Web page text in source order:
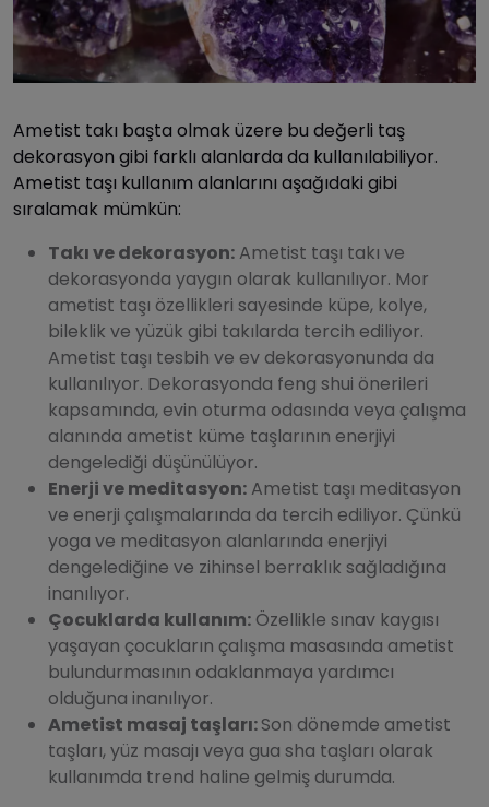
Ametist takı başta olmak üzere bu değerli taş
dekorasyon gibi farklı alanlarda da kullanılabiliyor.
Ametist taşı kullanım alanlarını aşağıdaki gibi
sıralamak mümkün:
Takı ve dekorasyon: Ametist taşı takı ve
dekorasyonda yaygın olarak kullanılıyor. Mor
ametist taşı özellikleri sayesinde küpe, kolye,
bileklik ve yüzük gibi takılarda tercih ediliyor.
Ametist taşı tesbih ve ev dekorasyonunda da
kullanılıyor. Dekorasyonda feng shui önerileri
kapsamında, evin oturma odasında veya çalışma
alanında ametist küme taşlarının enerjiyi
dengelediği düşünülüyor.
Enerji ve meditasyon: Ametist taşı meditasyon
ve enerji çalışmalarında da tercih ediliyor. Çünkü
yoga ve meditasyon alanlarında enerjiyi
dengelediğine ve zihinsel berraklık sağladığına
inanılıyor.
Çocuklarda kullanım: Özellikle sınav kaygısı
yaşayan çocukların çalışma masasında ametist
bulundurmasının odaklanmaya yardımcı
olduğuna inanılıyor.
Ametist masaj taşları:Son dönemde ametist
taşları, yüz masajı veya gua sha taşları olarak
kullanımda trend haline gelmiş durumda.